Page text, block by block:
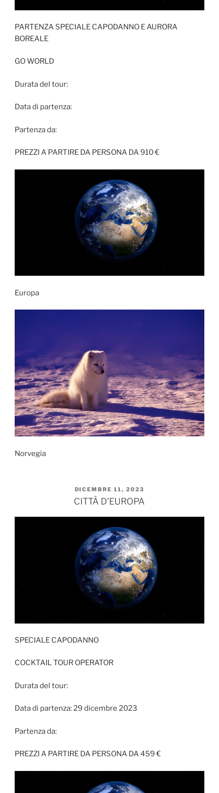
PARTENZA SPECIALE CAPODANNO E AURORA
BOREALE
GO WORLD
Durata del tour:
Data di partenza:
Partenza da:
PREZZI A PARTIRE DA PERSONA DA 910 €
Europa
Norvegia
PUBBLICATO
IL
DICEMBRE 11, 2023
CITTÀ D’EUROPA
SPECIALE CAPODANNO
COCKTAIL TOUR OPERATOR
Durata del tour:
Data di partenza: 29 dicembre 2023
Partenza da:
PREZZI A PARTIRE DA PERSONA DA 459 €